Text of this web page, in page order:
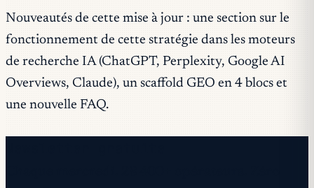
Nouveautés de cette mise à jour : une section sur le
fonctionnement de cette stratégie dans les moteurs
de recherche IA (ChatGPT, Perplexity, Google AI
Overviews, Claude), un scaffold GEO en 4 blocs et
une nouvelle FAQ.